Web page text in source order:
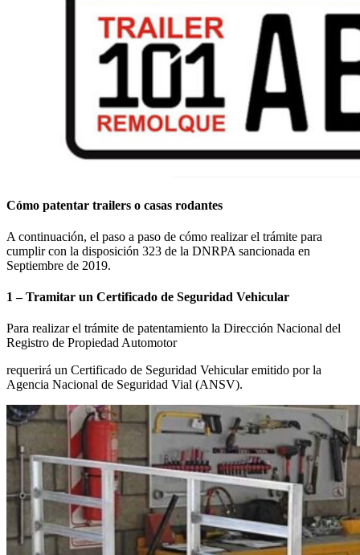
Cómo patentar trailers o casas rodantes
A continuación, el paso a paso de cómo realizar el trámite para
cumplir con la disposición 323 de la DNRPA sancionada en
Septiembre de 2019.
1 – Tramitar un Certificado de Seguridad Vehicular
Para realizar el trámite de patentamiento la Dirección Nacional del
Registro de Propiedad Automotor
requerirá un Certificado de Seguridad Vehicular emitido por la
Agencia Nacional de Seguridad Vial (ANSV).